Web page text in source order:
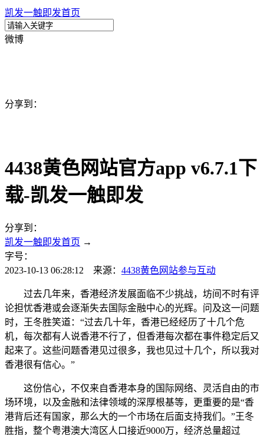
凯发一触即发首页
微博
分享到：
4438黄色网站官方app v6.7.1下
载-凯发一触即发
分享到：
凯发一触即发首页 →
字号：
2023-10-13 06:28:12 来源： 4438黄色网站参与互动
过去几年来，香港经济发展面临不少挑战，坊间不时有评
论担忧香港或会逐渐失去国际金融中心的光辉。问及这一问题
时，王冬胜笑道：“过去几十年，香港已经经历了十几个危
机，每次都有人说香港不行了，但香港每次都在事件稳定后又
起来了。这些问题香港见过很多，我也见过十几个，所以我对
香港很有信心。”
这份信心，不仅来自香港本身的国际网络、灵活自由的市
场环境，以及金融和法律领域的深厚根基等，更重要的是“香
港背后还有国家，那么大的一个市场在后面支持我们。”王冬
胜指，整个粤港澳大湾区人口接近9000万，经济总量超过